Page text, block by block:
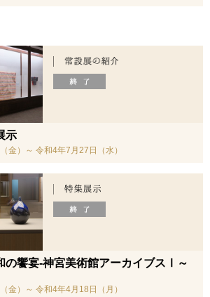
示
金）～ 令和4年7月27日（水）
の饗宴-神宮美術館アーカイブスⅠ～
金）～ 令和4年4月18日（月）